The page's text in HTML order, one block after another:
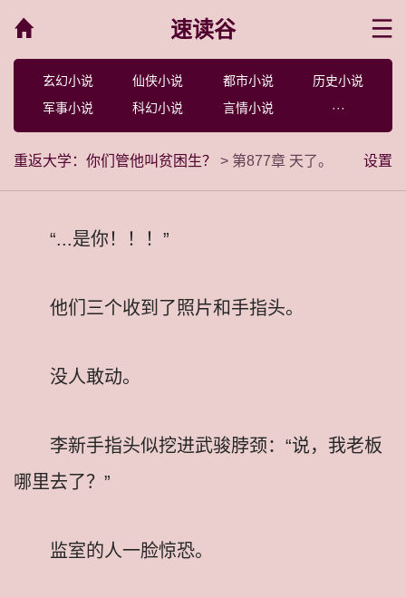
速读谷
玄幻小说 仙侠小说 都市小说
历史小说
军事小说
科幻小说 言情小说 ···
设置
重返大学：你们管他叫贫困生？ > 第877章 天了。
“...是你！！！”
他们三个收到了照片和手指头。
没人敢动。
李新手指头似挖进武骏脖颈：“说，我老板
哪里去了？”
监室的人一脸惊恐。